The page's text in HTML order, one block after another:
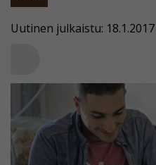
Uutinen julkaistu: 18.1.2017